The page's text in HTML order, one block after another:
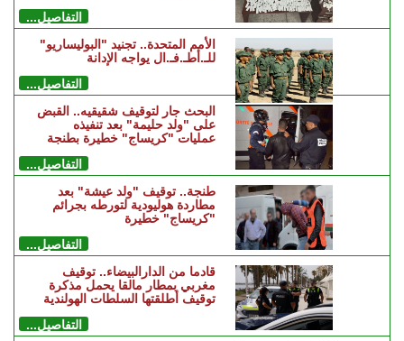
التفاصيل...
الأمم المتحدة.. تجنيد "البوليساريو"
للـ.أطـ.فـ.ال يواجه الإدانة
التفاصيل...
البحث جار لتوقيف شقيقيه.. القبض
على "ولد حليمة" بعد تنفيذه
عمليات "كريساج" خطيرة بطنجة
التفاصيل...
طنجة.. توقيف "ولد عيشة" بعد
مطاردة هوليودية لتورطه بجرائم
"كريساج" خطيرة
التفاصيل...
قادما من الدارالبيضاء.. توقيف
مغربي بمطار مالقا يحمل مذكرة
توقيف أطلقتها السلطات الهولندية
التفاصيل...